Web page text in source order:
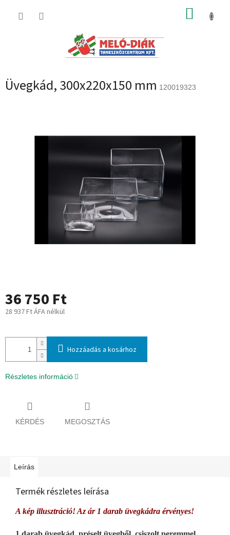
KOSÁR
Üvegkád, 300x220x150 mm 120019323
36 750 Ft
28 937 Ft ÁFA nélkül
Hozzáadás a kosárhoz
Részletes információ
KÉRDÉS MEGOSZTÁS
Leírás
Termék részletes leírása
A kép illusztráció! Az ár 1 darab üvegkádra érvényes!